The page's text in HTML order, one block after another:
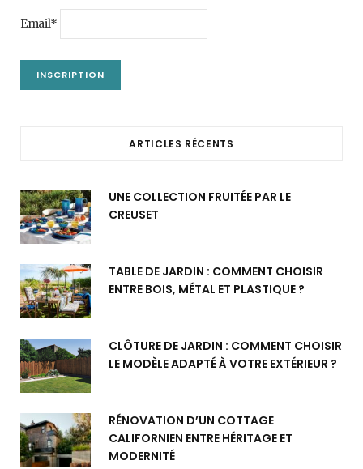
Email*
ARTICLES RÉCENTS
UNE COLLECTION FRUITÉE PAR LE
CREUSET
TABLE DE JARDIN : COMMENT CHOISIR
ENTRE BOIS, MÉTAL ET PLASTIQUE ?
CLÔTURE DE JARDIN : COMMENT CHOISIR
LE MODÈLE ADAPTÉ À VOTRE EXTÉRIEUR ?
RÉNOVATION D’UN COTTAGE
CALIFORNIEN ENTRE HÉRITAGE ET
MODERNITÉ